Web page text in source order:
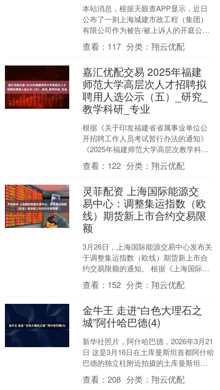
本站消息，根据天眼查APP显示，近日
公布了一则上海城建市政工程（集团）
有限公司作为被告/被上诉人的开庭公
告，详细内容如下： 案号：（2025）沪
0107民初79....
查看： 117 分类：翔云优配
嘉汇优配交易 2025年福建
师范大学高层次人才招聘拟
聘用人选公示（五）_研究_
教学科研_专业
根据《关于印发福建省省属事业单位公
开招聘工作人员考试暂行办法的通知》
《2025年福建师范大学高层次教学科研
人员招聘方案》，经招聘信息发布、报
名应聘、资格审核、考....
查看： 122 分类：翔云优配
灵菲配资 上海国际能源交
易中心：调整集运指数（欧
线）期货新上市合约交易限
额
3月26日，上海国际能源交易中心发布关
于调整集运指数（欧线）期货新上市合
约交易限额的通知。 根据《上海国际能
源交易中心风险控制管理细则》等有关
规定，自集运指数（....
查看： 152 分类：翔云优配
金牛王 走进“白色大理石之
城”阿什哈巴德(4)
新华社照片，阿什哈巴德，2026年3月21
日 这是3月16日在土库曼斯坦首都阿什哈
巴德的独立柱附近拍摄的土库曼斯坦国
旗。 土库曼斯坦首都阿什哈巴德是该国
政治、文....
查看：208 分类：翔云优配